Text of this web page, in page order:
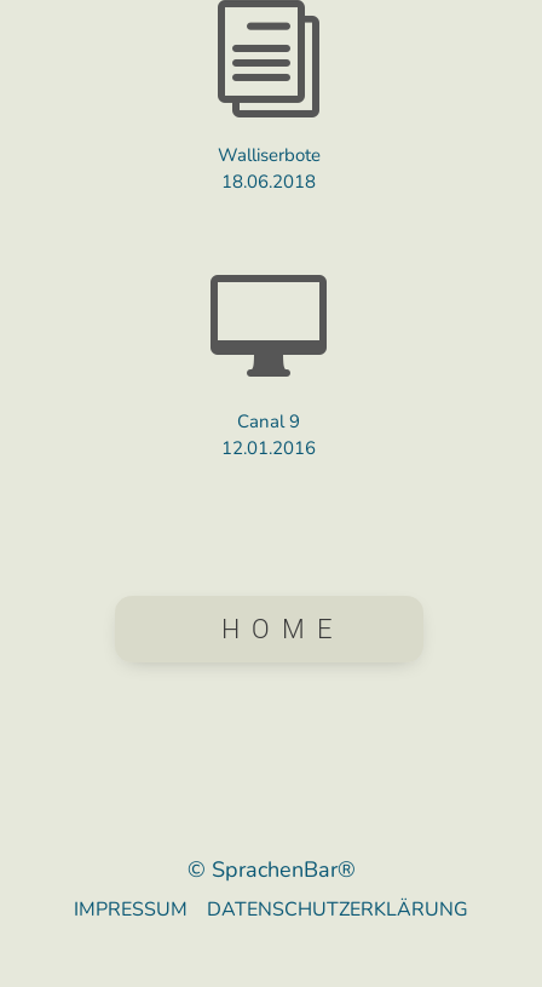
i
Walliserbote
18.06.2018

Canal 9
12.01.2016
HOME
© SprachenBar®
IMPRESSUM DATENSCHUTZERKLÄRUNG